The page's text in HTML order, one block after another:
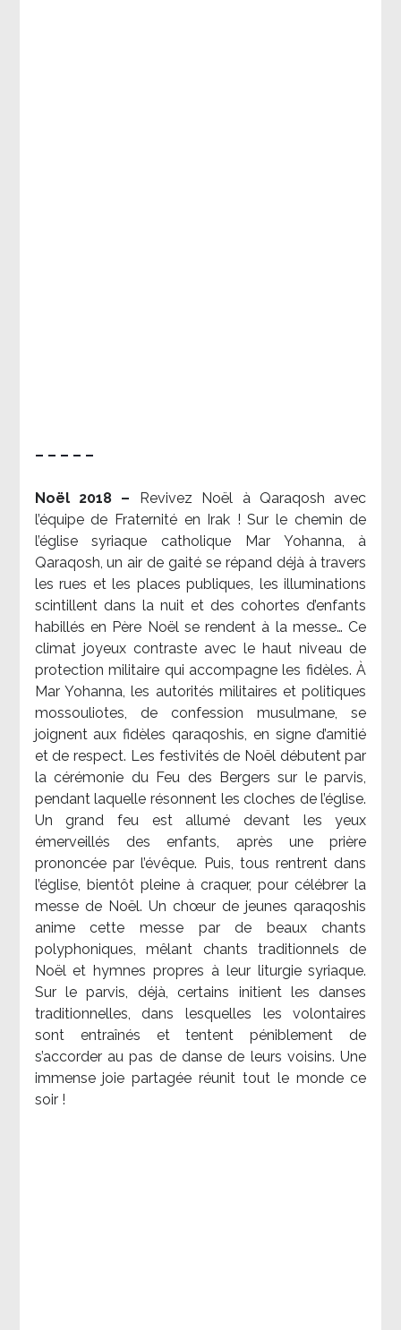
– – – – –
Noël 2018 –
Revivez Noël à Qaraqosh avec
l’équipe de Fraternité en Irak ! Sur le chemin de
l’église syriaque catholique Mar Yohanna, à
Qaraqosh, un air de gaité se répand déjà à travers
les rues et les places publiques, les illuminations
scintillent dans la nuit et des cohortes d’enfants
habillés en Père Noël se rendent à la messe… Ce
climat joyeux contraste avec le haut niveau de
protection militaire qui accompagne les fidèles. À
Mar Yohanna, les autorités militaires et politiques
mossouliotes, de confession musulmane, se
joignent aux fidèles qaraqoshis, en signe d’amitié
et de respect. Les festivités de Noël débutent par
la cérémonie du Feu des Bergers sur le parvis,
pendant laquelle résonnent les cloches de l’église.
Un grand feu est allumé devant les yeux
émerveillés des enfants, après une prière
prononcée par l’évêque. Puis, tous rentrent dans
l’église, bientôt pleine à craquer, pour célébrer la
messe de Noël. Un chœur de jeunes qaraqoshis
anime cette messe par de beaux chants
polyphoniques, mêlant chants traditionnels de
Noël et hymnes propres à leur liturgie syriaque.
Sur le parvis, déjà, certains initient les danses
traditionnelles, dans lesquelles les volontaires
sont entraînés et tentent péniblement de
s’accorder au pas de danse de leurs voisins. Une
immense joie partagée réunit tout le monde ce
soir !